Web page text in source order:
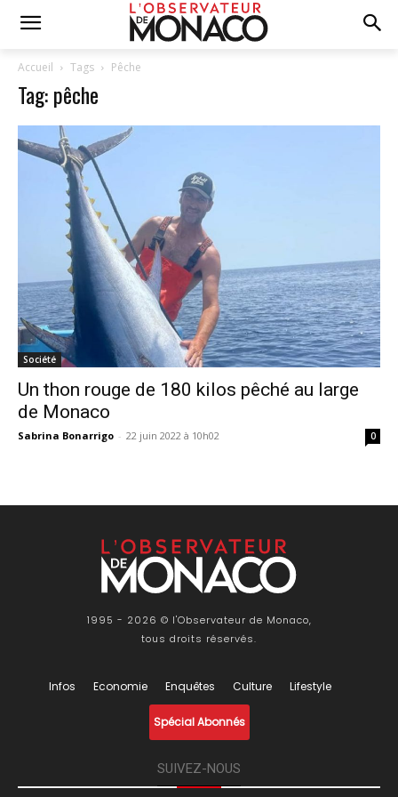
Accueil Tags Pêche
Tag: pêche
Société
Un thon rouge de 180 kilos pêché au large
de Monaco
Sabrina Bonarrigo - 22 juin 2022 à 10h02 0
1995 - 2026 © l'Observateur de Monaco,
tous droits réservés.
Infos Economie Enquêtes Culture Lifestyle
Spécial Abonnés
SUIVEZ-NOUS